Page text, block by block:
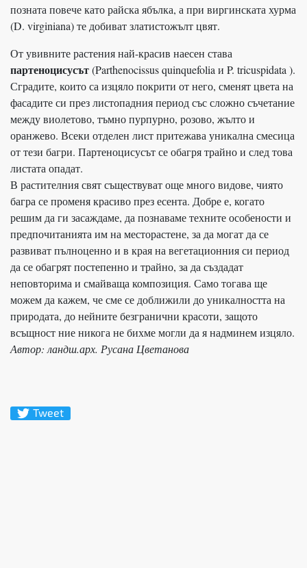
позната повече като райска ябълка, а при виргинската хурма
(D. virginiana) те добиват златистожълт цвят.
От увивните растения най-красив наесен става
партеноцисусът(Parthenocissus quinquefolia и P. tricuspidata ).
Сградите, които са изцяло покрити от него, сменят цвета на
фасадите си през листопадния период със сложно съчетание
между виолетово, тъмно пурпурно, розово, жълто и
оранжево. Всеки отделен лист притежава уникална смесица
от тези багри. Партеноцисусът се обагря трайно и след това
листата опадат.
В растителния свят съществуват още много видове, чиято
багра се променя красиво през есента. Добре е, когато
решим да ги засаждаме, да познаваме техните особености и
предпочитанията им на месторастене, за да могат да се
развиват пълноценно и в края на вегетационния си период
да се обагрят постепенно и трайно, за да създадат
неповторима и смайваща композиция. Само тогава ще
можем да кажем, че сме се доближили до уникалността на
природата, до нейните безгранични красоти, защото
всъщност ние никога не бихме могли да я надминем изцяло.
Автор: ландш.арх. Русана Цветанова
Tweet